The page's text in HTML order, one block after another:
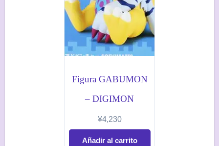
Figura GABUMON
– DIGIMON
¥4,230
Añadir al carrito